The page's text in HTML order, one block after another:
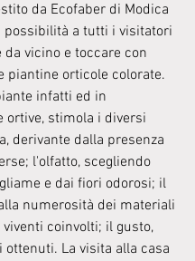
da Ecofaber di Modica
possibilità a tutti i visitatori
da vicino e toccare con
piantine orticole colorate.
infatti ed in
ortive, stimola i diversi
derivante dalla presenza
l'olfatto, scegliendo
e dai fiori odorosi; il
numerosità dei materiali
coinvolti; il gusto,
ottenuti. La visita alla casa